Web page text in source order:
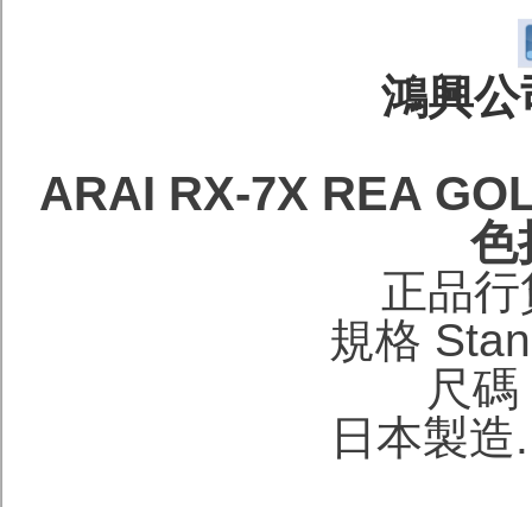
鴻興
ARAI RX-7X REA
色
正品
規格
尺
日本製